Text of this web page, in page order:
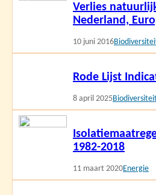
Verlies
Nederland,
10 juni 2016
Rode Lijst
8 april 2025
1982-2018
11 maart 2020Energie
Lees